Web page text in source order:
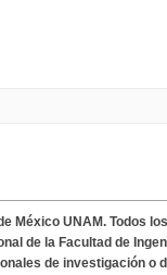
México UNAM. Todos
de la Facultad de
de investigación o